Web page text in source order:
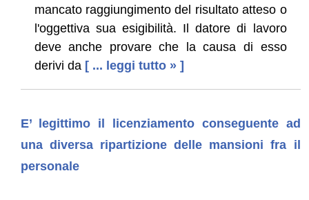
mancato raggiungimento del risultato atteso o
l'oggettiva sua esigibilità. Il datore di lavoro
deve anche provare che la causa di esso
derivi da [ ... leggi tutto » ]
E’ legittimo il licenziamento conseguente ad
una diversa ripartizione delle mansioni fra il
personale